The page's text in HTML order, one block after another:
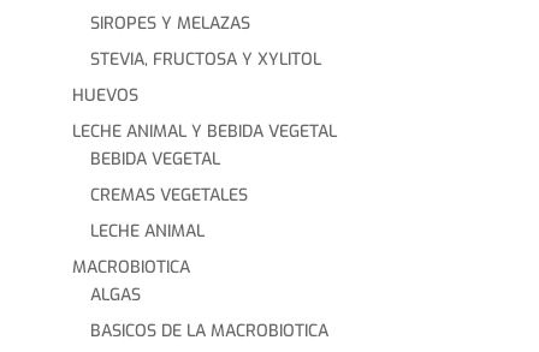
SIROPES Y MELAZAS
STEVIA, FRUCTOSA Y XYLITOL
HUEVOS
LECHE ANIMAL Y BEBIDA VEGETAL
BEBIDA VEGETAL
CREMAS VEGETALES
LECHE ANIMAL
MACROBIOTICA
ALGAS
BASICOS DE LA MACROBIOTICA